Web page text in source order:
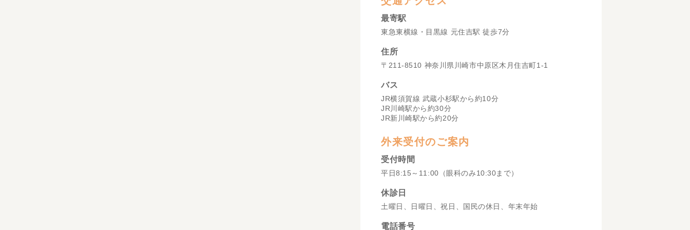
最寄駅
東急東横線・目黒線 元住吉駅 徒歩7分
住所
〒211-8510 神奈川県川崎市中原区木月住吉町1-1
バス
JR横須賀線 武蔵小杉駅から約10分
JR川崎駅から約30分
JR新川崎駅から約20分
外来受付のご案内
受付時間
平日8:15～11:00（眼科のみ10:30まで）
休診日
土曜日、日曜日、祝日、国民の休日、年末年始
電話番号